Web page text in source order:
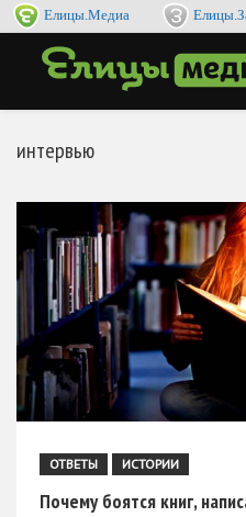
Елицы.Медиа
интервью
ОТВЕТЫ ИСТОРИИ
Почему боятся книг,